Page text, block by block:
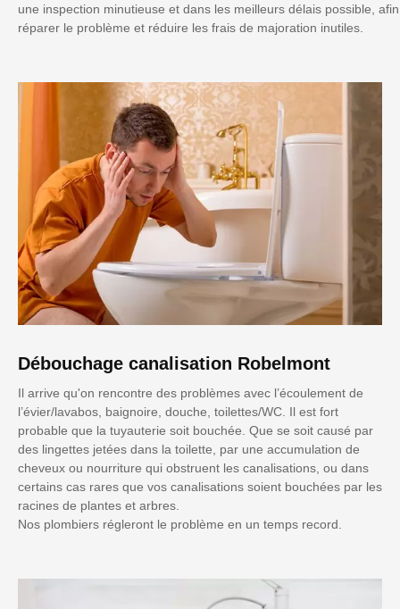
une inspection minutieuse et dans les meilleurs délais possible, afin
réparer le problème et réduire les frais de majoration inutiles.
Débouchage canalisation Robelmont
Il arrive qu'on rencontre des problèmes avec l’écoulement de
l’évier/lavabos, baignoire, douche, toilettes/WC. Il est fort
probable que la tuyauterie soit bouchée. Que se soit causé par
des lingettes jetées dans la toilette, par une accumulation de
cheveux ou nourriture qui obstruent les canalisations, ou dans
certains cas rares que vos canalisations soient bouchées par les
racines de plantes et arbres.
Nos plombiers régleront le problème en un temps record.